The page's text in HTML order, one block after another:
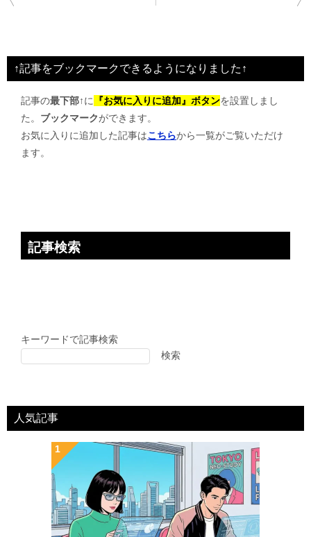
ビ
ゲ
↑記事をブックマークできるようになりました↑
記事の最下部↑に 『お気に入りに追加』ボタンを設置しまし
た。 ブックマークができます。
お気に入りに追加した記事はこちらから一覧がご覧いただけ
ます。
記事検索
キーワードで記事検索
検索
人気記事